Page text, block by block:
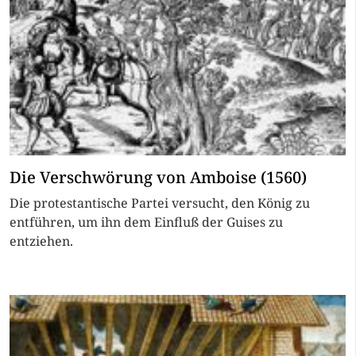
Die Verschwörung von Amboise (1560)
Die protestantische Partei versucht, den König zu
entführen, um ihn dem Einfluß der Guises zu
entziehen.